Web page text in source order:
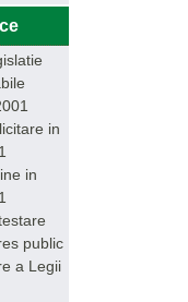
in
in
public
a Legii